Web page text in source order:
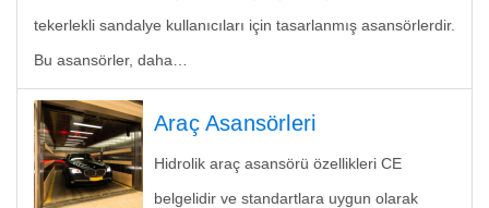
tekerlekli sandalye kullanıcıları için tasarlanmış asansörlerdir.
Bu asansörler, daha…
Araç Asansörleri
Hidrolik araç asansörü özellikleri CE
belgelidir ve standartlara uygun olarak